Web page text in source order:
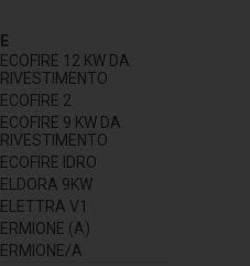
E
ECOFIRE 12 KW DA
RIVESTIMENTO
ECOFIRE 2
ECOFIRE 9 KW DA
RIVESTIMENTO
ECOFIRE IDRO
ELDORA 9KW
ELETTRA V1
ERMIONE (A)
ERMIONE/A